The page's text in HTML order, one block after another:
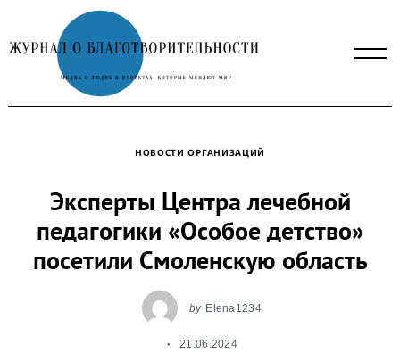
to
content
НОВОСТИ ОРГАНИЗАЦИЙ
Эксперты Центра лечебной
педагогики «Особое детство»
посетили Смоленскую область
by Elena1234
21.06.2024